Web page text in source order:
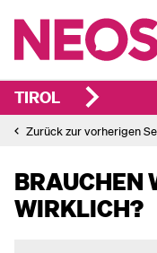
TIROL
Zurück zur vorherigen
BRAUCHEN
WIRKLICH?